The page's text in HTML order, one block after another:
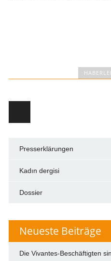
Presserklärungen
Kadın dergisi
Dossier
Neueste Beiträge
Die Vivantes-Beschäftigten